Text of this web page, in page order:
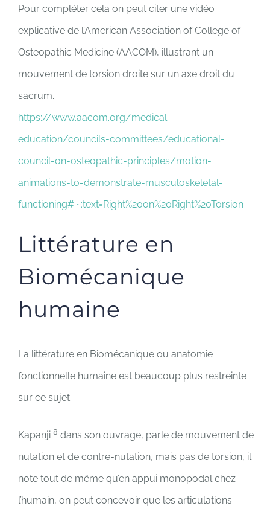
Pour compléter cela on peut citer une vidéo
explicative de l’American Association of College of
Osteopathic Medicine (AACOM), illustrant un
mouvement de torsion droite sur un axe droit du
sacrum.
https://www.aacom.org/medical-
education/councils-committees/educational-
council-on-osteopathic-principles/motion-
animations-to-demonstrate-musculoskeletal-
functioning#:~:text=Right%20on%20Right%20Torsion
Littérature en
Biomécanique
humaine
La littérature en Biomécanique ou anatomie
fonctionnelle humaine est beaucoup plus restreinte
sur ce sujet.
Kapanji 8 dans son ouvrage, parle de mouvement de
nutation et de contre-nutation, mais pas de torsion, il
note tout de même qu’en appui monopodal chez
l’humain, on peut concevoir que les articulations